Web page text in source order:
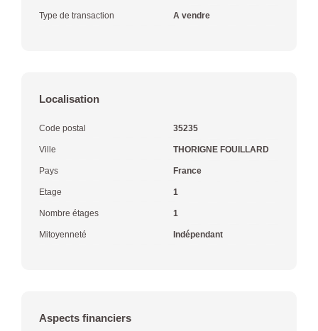
Type de transaction A vendre
Localisation
Code postal 35235
Ville THORIGNE FOUILLARD
Pays France
Etage 1
Nombre étages 1
Mitoyenneté Indépendant
Aspects financiers